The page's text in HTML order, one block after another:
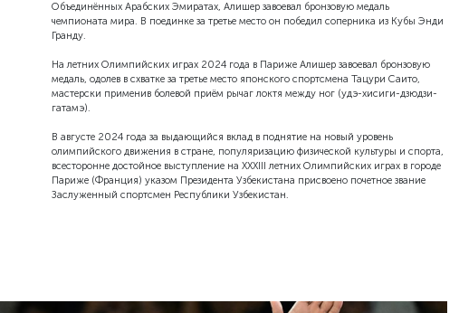
Объединённых Арабских Эмиратах, Алишер завоевал бронзовую медаль
чемпионата мира. В поединке за третье место он победил соперника из Кубы Энди
Гранду.
На летних Олимпийских играх 2024 года в Париже Алишер завоевал бронзовую
медаль, одолев в схватке за третье место японского спортсмена Тацури Саито,
мастерски применив болевой приём рычаг локтя между ног (удэ-хисиги-дзюдзи-
гатамэ).
В августе 2024 года за выдающийся вклад в поднятие на новый уровень
олимпийского движения в стране, популяризацию физической культуры и спорта,
всесторонне достойное выступление на XXXIII летних Олимпийских играх в городе
Париже (Франция) указом Президента Узбекистана присвоено почетное звание
Заслуженный спортсмен Республики Узбекистан.